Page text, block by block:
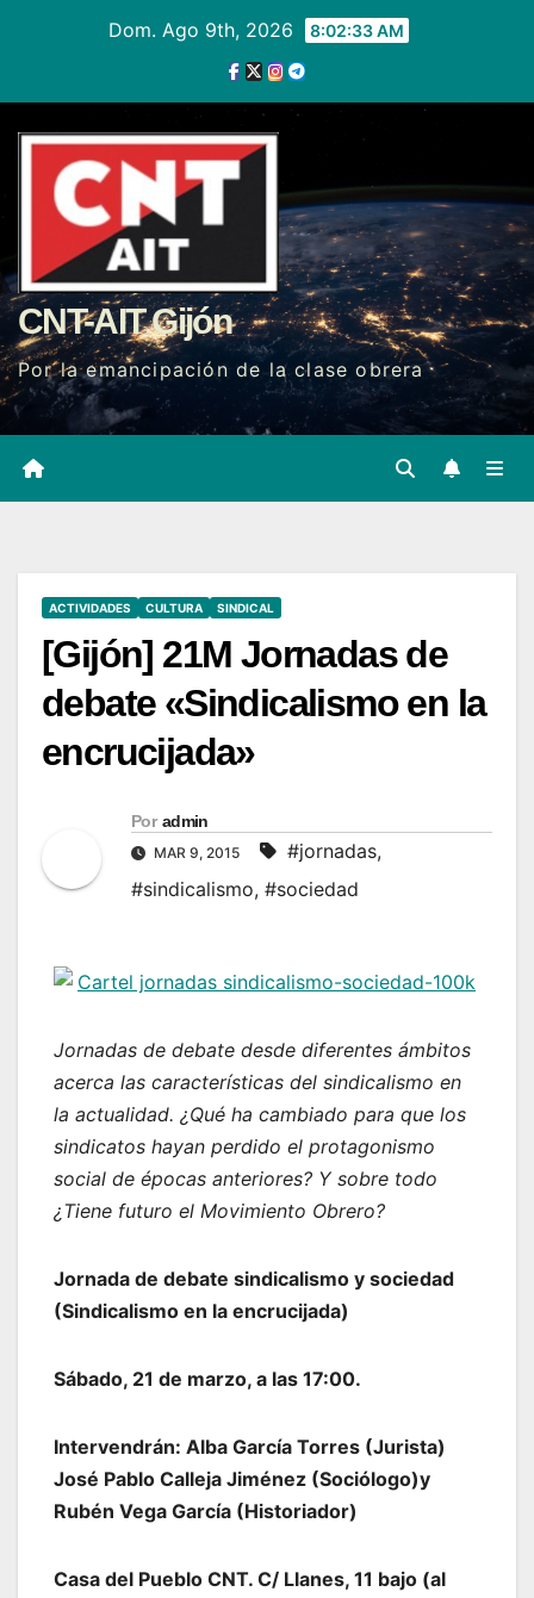
Dom. Ago 9th, 2026 8:02:34 AM
CNT-AIT Gijón
Por la emancipación de la clase obrera
ACTIVIDADES CULTURA SINDICAL
[Gijón] 21M Jornadas de
debate «Sindicalismo en la
encrucijada»
Por admin
MAR 9, 2015 #jornadas,
#sindicalismo, #sociedad
Jornadas de debate desde diferentes ámbitos
acerca las características del sindicalismo en
la actualidad. ¿Qué ha cambiado para que los
sindicatos hayan perdido el protagonismo
social de épocas anteriores? Y sobre todo
¿Tiene futuro el Movimiento Obrero?
Jornada de debate sindicalismo y sociedad
(Sindicalismo en la encrucijada)
Sábado, 21 de marzo, a las 17:00.
Intervendrán: Alba García Torres (Jurista)
José Pablo Calleja Jiménez (Sociólogo)y
Rubén Vega García (Historiador)
Casa del Pueblo CNT. C/ Llanes, 11 bajo (al